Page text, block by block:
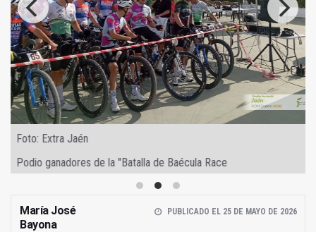
Foto: Extra Jaén
Podio ganadores de la "Batalla de Baécula Race
María José
Bayona
PUBLICADO EL 25 DE MAYO DE 2026